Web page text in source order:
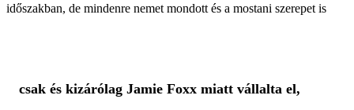
időszakban, de mindenre nemet mondott és a mostani szerepet is
csak és kizárólag Jamie Foxx miatt vállalta el,